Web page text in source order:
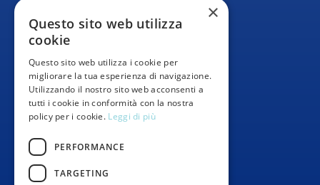
odisseacooperativa@pec.it
Partita IVA 02095140469
Informativa Privacy
Whistleblowing
×
Questo sito web utilizza
cookie
Questo sito web utilizza i cookie per
migliorare la tua esperienza di navigazione.
Utilizzando il nostro sito web acconsenti a
tutti i cookie in conformità con la nostra
policy per i cookie. Leggi di più
PERFORMANCE
TARGETING